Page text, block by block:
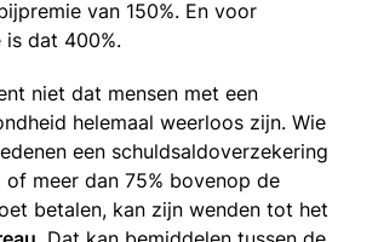
van 150%. En voor
dat 400%.
niet dat mensen met een
helemaal weerloos zijn. Wie
een schuldsaldoverzekering
meer dan 75% bovenop de
betalen, kan zijn wenden tot het